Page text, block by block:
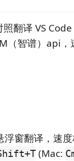
翻译 VS
（智谱）api
浮窗翻译，速
(Mac: